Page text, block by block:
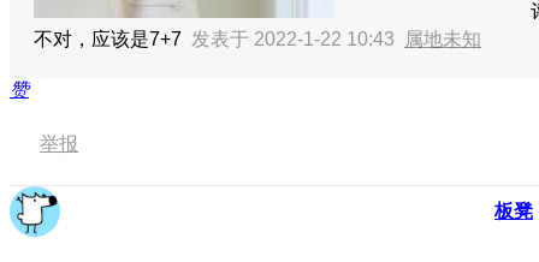
不对，应该是7+7 发表于 2022-1-22 10:43 属地未知
赞
举报
板凳